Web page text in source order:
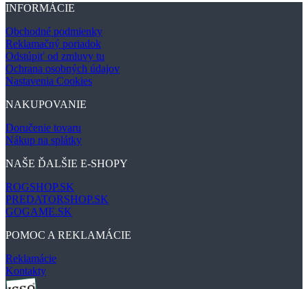
INFORMÁCIE
Obchodné podmienky
Reklamačný poriadok
Odstúpiť od zmluvy tu
Ochrana osobných údajov
Nastavenia Cookies
NAKUPOVANIE
Doručenie tovaru
Nákup na splátky
NAŠE ĎALŠIE E-SHOPY
ROGSHOP.SK
PREDATORSHOP.SK
GOGAME.SK
POMOC A REKLAMÁCIE
Reklamácie
Kontakty